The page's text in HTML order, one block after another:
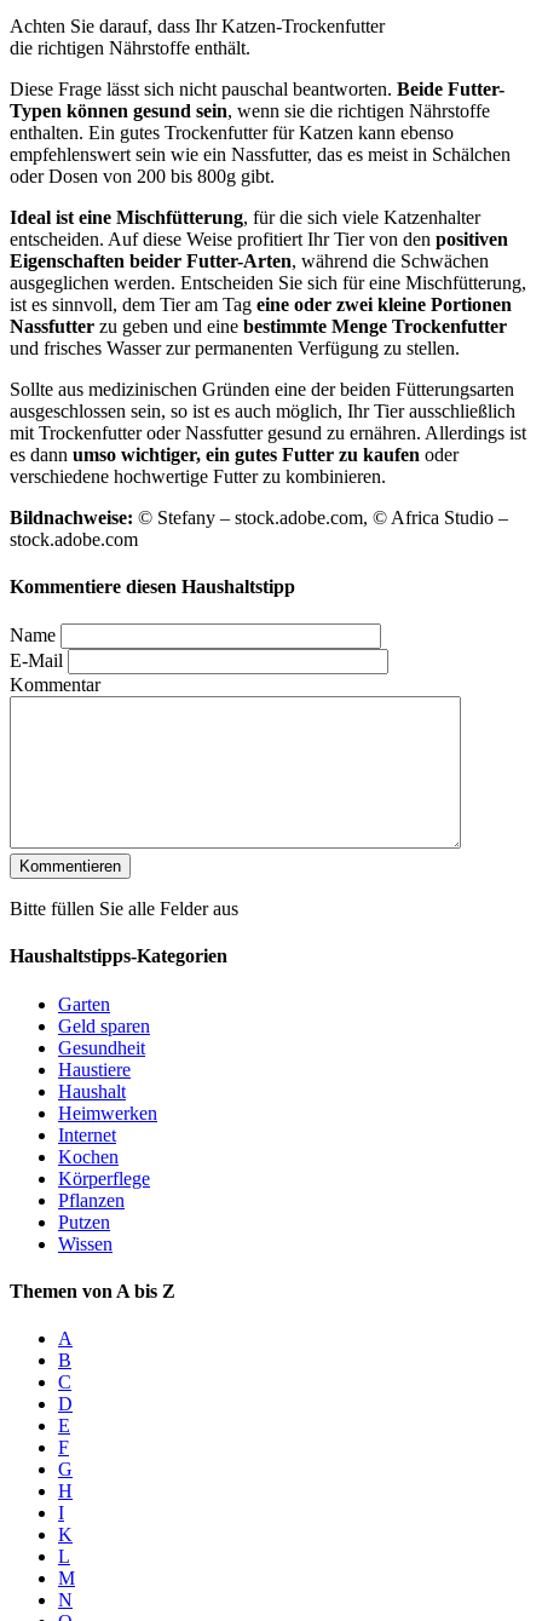
Achten Sie darauf, dass Ihr Katzen-Trockenfutter
die richtigen Nährstoffe enthält.
Diese Frage lässt sich nicht pauschal beantworten. Beide Futter-
Typen können gesund sein, wenn sie die richtigen Nährstoffe
enthalten. Ein gutes Trockenfutter für Katzen kann ebenso
empfehlenswert sein wie ein Nassfutter, das es meist in Schälchen
oder Dosen von 200 bis 800g gibt.
Ideal ist eine Mischfütterung, für die sich viele Katzenhalter
entscheiden. Auf diese Weise profitiert Ihr Tier von den positiven
Eigenschaften beider Futter-Arten, während die Schwächen
ausgeglichen werden. Entscheiden Sie sich für eine Mischfütterung,
ist es sinnvoll, dem Tier am Tag eine oder zwei kleine Portionen
Nassfutter zu geben und eine bestimmte Menge Trockenfutter
und frisches Wasser zur permanenten Verfügung zu stellen.
Sollte aus medizinischen Gründen eine der beiden Fütterungsarten
ausgeschlossen sein, so ist es auch möglich, Ihr Tier ausschließlich
mit Trockenfutter oder Nassfutter gesund zu ernähren. Allerdings ist
es dann umso wichtiger, ein gutes Futter zu kaufen oder
verschiedene hochwertige Futter zu kombinieren.
Bildnachweise: © Stefany – stock.adobe.com, © Africa Studio –
stock.adobe.com
Kommentiere diesen Haushaltstipp
Name
E-Mail
Kommentar
Bitte füllen Sie alle Felder aus
Haushaltstipps-Kategorien
Garten
Geld sparen
Gesundheit
Haustiere
Haushalt
Heimwerken
Internet
Kochen
Körperflege
Pflanzen
Putzen
Wissen
Themen von A bis Z
A
B
C
D
E
F
G
H
I
K
L
M
N